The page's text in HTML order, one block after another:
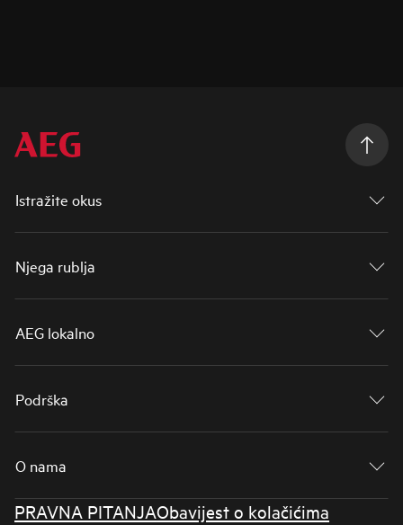
Istražite okus
Njega rublja
AEG lokalno
Podrška
O nama
PRAVNA PITANJAObavijest o kolačićima